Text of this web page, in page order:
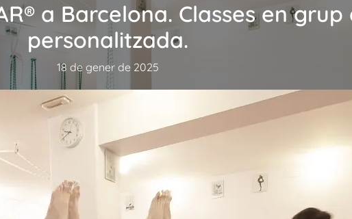
a Barcelona. Classes en
personalitzada.
18 de gener de 2025